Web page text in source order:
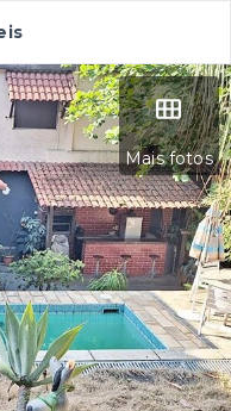
Mais fotos